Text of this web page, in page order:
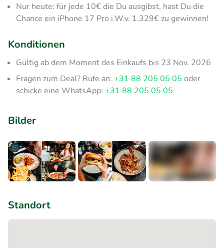
Nur heute: für jede 10€ die Du ausgibst, hast Du die
Chance ein iPhone 17 Pro i.W.v. 1.329€ zu gewinnen!
Konditionen
Gültig ab dem Moment des Einkaufs bis 23 Nov. 2026
Fragen zum Deal? Rufe an: +31 88 205 05 05 oder
schicke eine WhatsApp: +31 88 205 05 05
Bilder
Standort